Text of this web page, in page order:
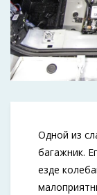
Одной из
багажник.
езде